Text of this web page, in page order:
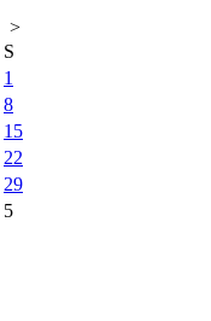
>
S
1
8
15
22
29
5